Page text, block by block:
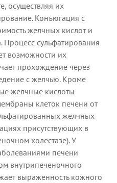
осуществляя их
Конъюгация с
желчных кислот и
Процесс сульфатирования
возможности их
прохождение через
с желчью. Кроме
желчные кислоты
клеток печени от
желчных
присутствующих в
холестазе). У
печени
внутрипеченочного
выраженность кожного